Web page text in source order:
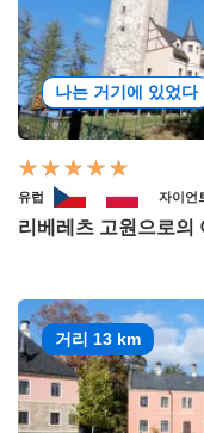
나는 거기에 있었다
유럽 자이언
리베레츠 고원으로의
거리 13 km